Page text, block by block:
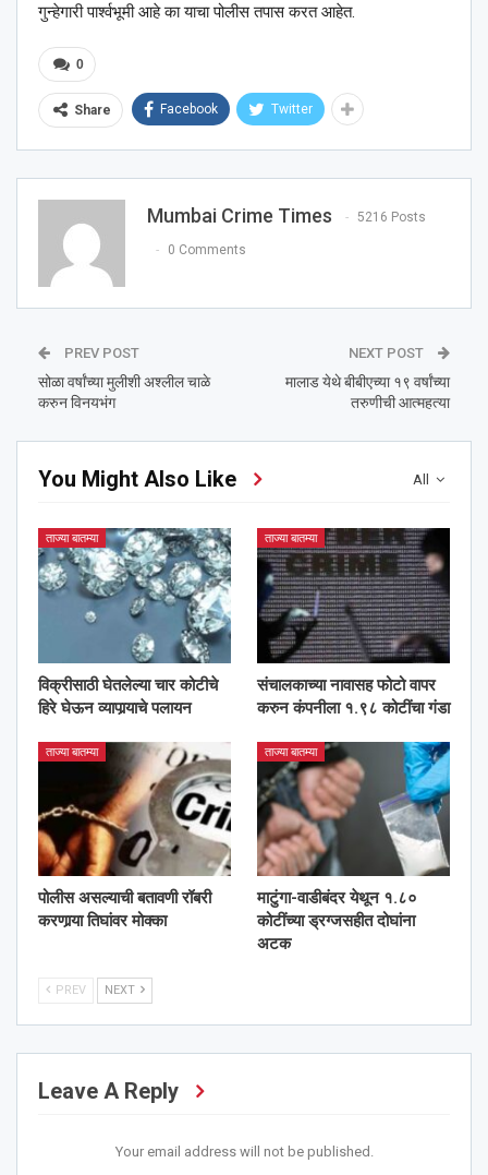
गुन्हेगारी पार्श्‍वभूमी आहे का याचा पोलीस तपास करत आहेत.
0
Share Facebook Twitter
Mumbai Crime Times 5216 Posts
0 Comments
PREV POST
सोळा वर्षांच्या मुलीशी अश्‍लील चाळे
करुन विनयभंग
NEXT POST
मालाड येथे बीबीएच्या १९ वर्षांच्या
तरुणीची आत्महत्या
All
You Might Also Like
ताज्या बातम्या
विक्रीसाठी घेतलेल्या चार कोटीचे
हिरे घेऊन व्यापार्‍याचे पलायन
ताज्या बातम्या
संचालकाच्या नावासह फोटो वापर
करुन कंपनीला १.९८ कोटींचा गंडा
ताज्या बातम्या
पोलीस असल्याची बतावणी रॉबरी
करणार्‍या तिघांवर मोक्का
ताज्या बातम्या
माटुंगा-वाडीबंदर येथून १.८०
कोटींच्या ड्रग्जसहीत दोघांना
अटक
PREV NEXT
Leave A Reply
Your email address will not be published.